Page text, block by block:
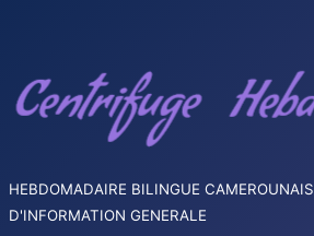
HEBDOMADAIRE BILINGUE CAMEROUNAIS
D'INFORMATION GENERALE